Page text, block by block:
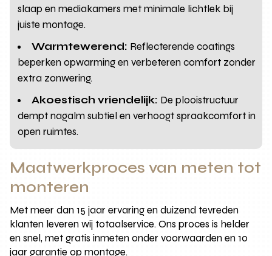
slaap en mediakamers met minimale lichtlek bij
juiste montage.
Warmtewerend: Reflecterende coatings
beperken opwarming en verbeteren comfort zonder
extra zonwering.
Akoestisch vriendelijk: De plooistructuur
dempt nagalm subtiel en verhoogt spraakcomfort in
open ruimtes.
Maatwerkproces van meten tot
monteren
Met meer dan 15 jaar ervaring en duizend tevreden
klanten leveren wij totaalservice. Ons proces is helder
en snel, met gratis inmeten onder voorwaarden en 10
jaar garantie op montage.